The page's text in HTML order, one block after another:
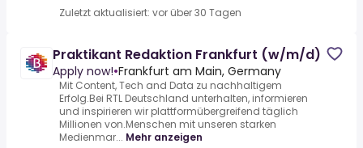
Zuletzt aktualisiert: vor über 30 Tagen
Praktikant Redaktion Frankfurt (w/m/d)
Apply now!•Frankfurt am Main, Germany
Mit Content, Tech and Data zu nachhaltigem
Erfolg.Bei RTL Deutschland unterhalten, informieren
und inspirieren wir plattformübergreifend täglich
Millionen von.Menschen mit unseren starken
Medienmar... Mehr anzeigen